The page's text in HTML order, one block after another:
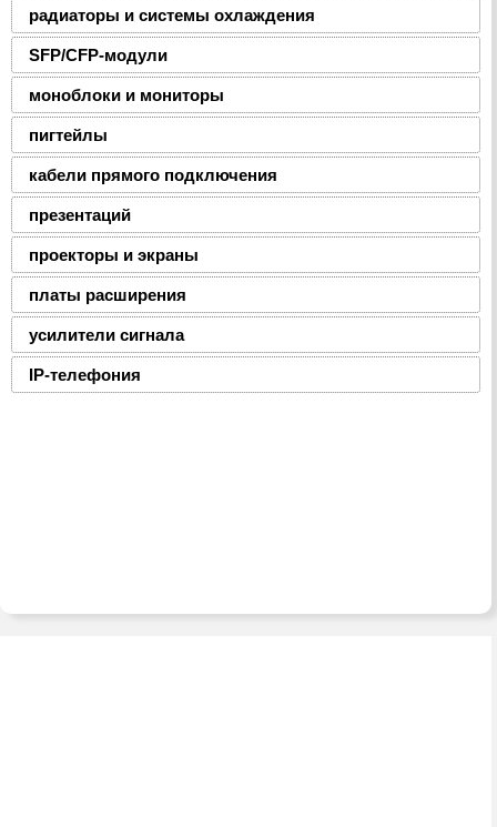
радиаторы и системы охлаждения
SFP/CFP-модули
моноблоки и мониторы
пигтейлы
кабели прямого подключения
презентаций
проекторы и экраны
платы расширения
усилители сигнала
IP-телефония